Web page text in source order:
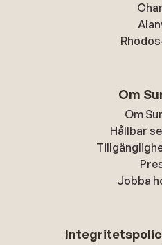
Om
Om
Hållbar
Jobba